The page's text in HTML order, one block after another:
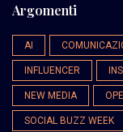
Argomenti
AI
INFLUENCER
NEW MEDIA
SOCIAL BUZZ WEEK